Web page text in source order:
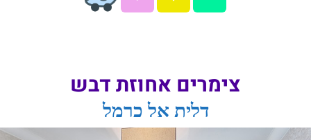
צימרים אחוזת דבש
דלית אל כרמל